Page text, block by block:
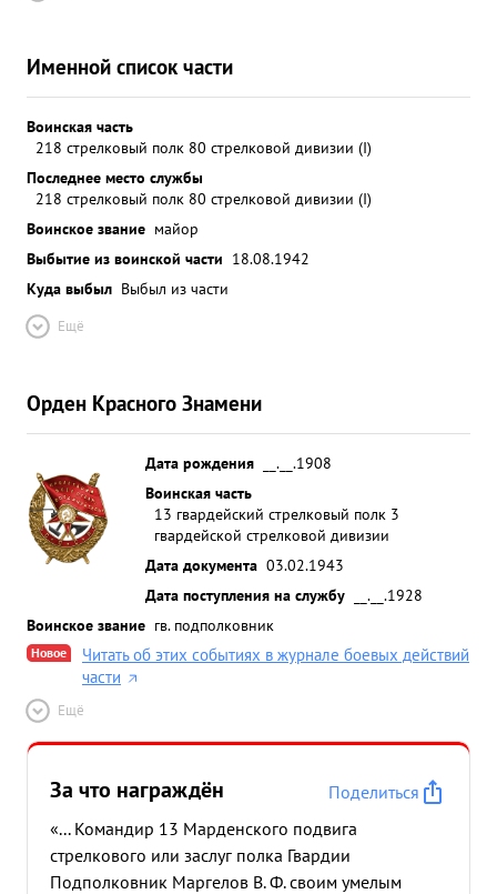
Именной список части
Воинская часть
218 стрелковый полк 80 стрелковой дивизии (I)
Последнее место службы
218 стрелковый полк 80 стрелковой дивизии (I)
Воинское звание майор
Выбытие из воинской части 18.08.1942
Куда выбыл Выбыл из части
Ещё
Орден Красного Знамени
Дата рождения
__.__.1908
Воинская часть
13 гвардейский стрелковый полк 3
гвардейской стрелковой дивизии
Дата документа 03.02.1943
Дата поступления на службу
__.__.1928
Воинское звание гв. подполковник
Новое
Читать об этих событиях в журнале боевых действий
части
Ещё
За что награждён
Поделиться
«... Командир 13 Марденского подвига
стрелкового или заслуг полка Гвардии
Подполковник Маргелов В. Ф. своим умелым